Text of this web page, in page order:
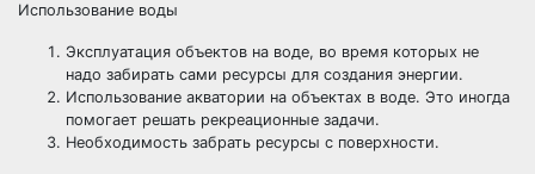
Использование воды
Эксплуатация объектов на воде, во время которых не
надо забирать сами ресурсы для создания энергии.
Использование акватории на объектах в воде. Это иногда
помогает решать рекреационные задачи.
Необходимость забрать ресурсы с поверхности.